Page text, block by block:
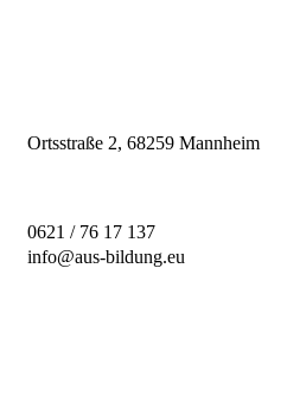
Ortsstraße 2, 68259 Mannheim
0621 / 76 17 137
info@aus-bildung.eu